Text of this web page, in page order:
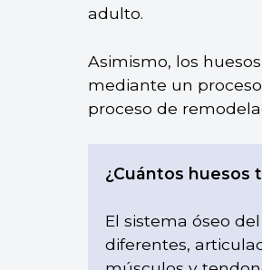
adulto.
Asimismo, los huesos
mediante un
proceso de
¿Cuántos huesos
El sistema óseo
diferentes,